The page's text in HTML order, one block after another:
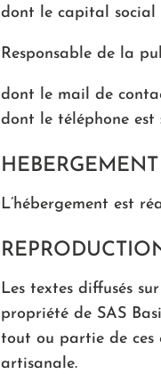
dont le capital social
Responsable de la
dont le mail de
dont le téléphone est
HEBERGEMENT
L’hébergement est
Les textes diffusés
propriété de SAS
tout ou partie de ces
artisanale.